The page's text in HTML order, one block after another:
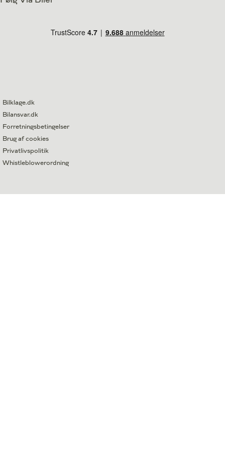
Bilklage.dk
Bilansvar.dk
Forretningsbetingelser
Brug af cookies
Privatlivspolitik
Whistleblowerordning